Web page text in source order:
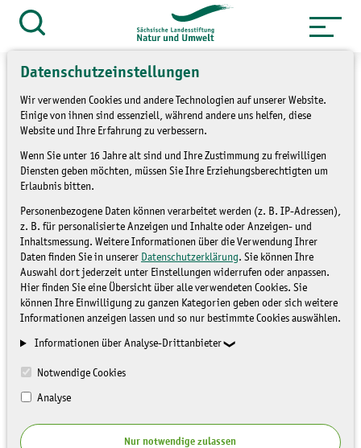
Datenschutzeinstellungen
Wir verwenden Cookies und andere Technologien auf unserer Website.
Einige von ihnen sind essenziell, während andere uns helfen, diese
Website und Ihre Erfahrung zu verbessern.
Wenn Sie unter 16 Jahre alt sind und Ihre Zustimmung zu freiwilligen
Diensten geben möchten, müssen Sie Ihre Erziehungsberechtigten um
Erlaubnis bitten.
Personenbezogene Daten können verarbeitet werden (z. B. IP-Adressen),
z. B. für personalisierte Anzeigen und Inhalte oder Anzeigen- und
Inhaltsmessung. Weitere Informationen über die Verwendung Ihrer
Daten finden Sie in unserer Datenschutzerklärung. Sie können Ihre
Auswahl dort jederzeit unter Einstellungen widerrufen oder anpassen.
Hier finden Sie eine Übersicht über alle verwendeten Cookies. Sie
können Ihre Einwilligung zu ganzen Kategorien geben oder sich weitere
Informationen anzeigen lassen und so nur bestimmte Cookies auswählen.
Informationen über Analyse-Drittanbieter
Notwendige Cookies
Analyse
Nur notwendige zulassen
Zum
Inhalt
„Rechte Ökologie“? Wie
RechtsextremistInnen
versuchen, in Natur- und
Umweltschutz
vorzustoßen
ONLINE - FORUM Natur und
Umwelt(F 29/22-2)